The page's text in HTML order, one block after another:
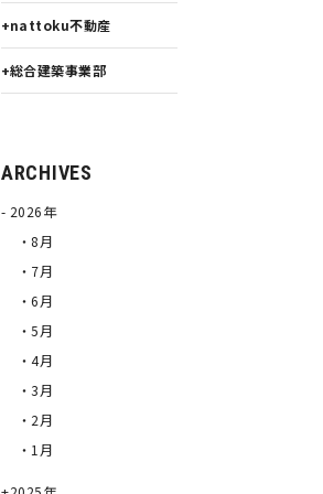
nattoku不動産
総合建築事業部
ARCHIVES
2026年
・8月
・7月
・6月
・5月
・4月
・3月
・2月
・1月